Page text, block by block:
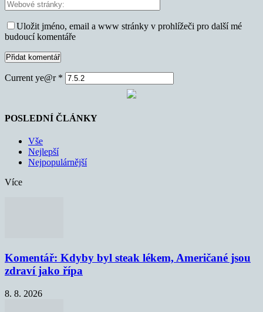
Uložit jméno, email a www stránky v prohlížeči pro další mé
budoucí komentáře
Current ye@r *
POSLEDNÍ ČLÁNKY
Vše
Nejlepší
Nejpopulárnější
Více
Komentář: Kdyby byl steak lékem, Američané jsou
zdraví jako řípa
8. 8. 2026